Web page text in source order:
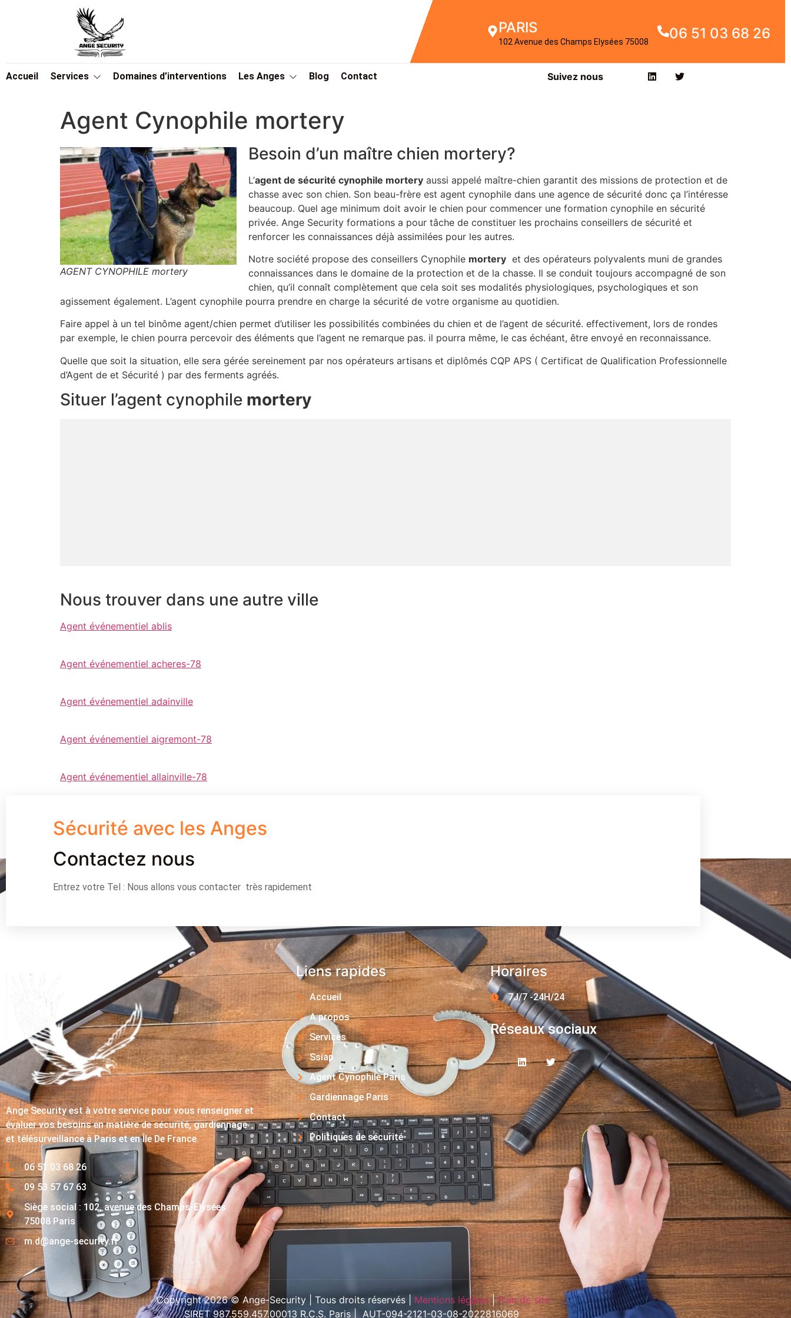
PARIS
102 Avenue des Champs Elysées 75008 06 51 03 68 26
Accueil Services Domaines d’interventions Les Anges Blog Contact Suivez nous
Agent Cynophile mortery
AGENT CYNOPHILE mortery
Besoin d’un maître chien mortery?
L’agent de sécurité cynophile mortery aussi appelé maître-chien garantit des missions de protection et de
chasse avec son chien. Son beau-frère est agent cynophile dans une agence de sécurité donc ça l’intéresse
beaucoup. Quel age minimum doit avoir le chien pour commencer une formation cynophile en sécurité
privée. Ange Security formations a pour tâche de constituer les prochains conseillers de sécurité et
renforcer les connaissances déjà assimilées pour les autres.
Notre société propose des conseillers Cynophile mortery et des opérateurs polyvalents muni de grandes
connaissances dans le domaine de la protection et de la chasse. Il se conduit toujours accompagné de son
chien, qu’il connaît complètement que cela soit ses modalités physiologiques, psychologiques et son
agissement également. L’agent cynophile pourra prendre en charge la sécurité de votre organisme au quotidien.
Faire appel à un tel binôme agent/chien permet d’utiliser les possibilités combinées du chien et de l’agent de sécurité. effectivement, lors de rondes
par exemple, le chien pourra percevoir des éléments que l’agent ne remarque pas. il pourra même, le cas échéant, être envoyé en reconnaissance.
Quelle que soit la situation, elle sera gérée sereinement par nos opérateurs artisans et diplômés CQP APS ( Certificat de Qualification Professionnelle
d’Agent de et Sécurité ) par des ferments agréés.
Situer l’agent cynophile mortery
Nous trouver dans une autre ville
Agent événementiel ablis
Agent événementiel acheres-78
Agent événementiel adainville
Agent événementiel aigremont-78
Agent événementiel allainville-78
Sécurité avec les Anges
Contactez nous
Entrez votre Tel : Nous allons vous contacter très rapidement
Ange Security est à votre service pour vous renseigner et
évaluer vos besoins en matière de sécurité, gardiennage
et télésurveillance à Paris et en Île De France.
06 51 03 68 26
09 53 57 67 63
Siège social : 102, avenue des Champs-Elysées
75008 Paris
m.d@ange-security.fr
Liens rapides
Accueil
A propos
Services
Ssiap
Agent Cynophile Paris
Gardiennage Paris
Contact
Politiques de sécurité
Horaires
7J/7 -24H/24
Réseaux sociaux
Copyright 2026 © Ange-Security | Tous droits réservés | Mentions légales|Plan de site
SIRET 987.559.457.00013 R.C.S. Paris | AUT-094-2121-03-08-2022816069